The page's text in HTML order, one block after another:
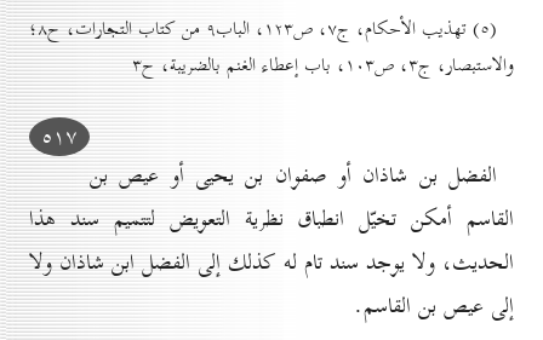
(٥) تهذيب الأحکام، ج۷، ص۱۲۳، الباب۹ من کتاب التجارات، ح۸؛
والاستبصار، ج۳، ص۱٠۳، باب إعطاء الغنم بالضريبة، ح۳
٥۱۷
الفضل بن شاذان أو صفوان بن يحيى أو عيص بن
القاسم أمكن تخيّل انطباق نظرية التعويض لتتميم سند هذا
الحديث، ولا يوجد سند تام له كذلك إلى الفضل ابن شاذان ولا
إلى عيص بن القاسم.